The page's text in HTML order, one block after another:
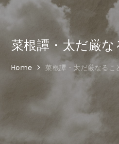
菜根譚・太だ厳
Home 菜根譚・太だ厳なるこ